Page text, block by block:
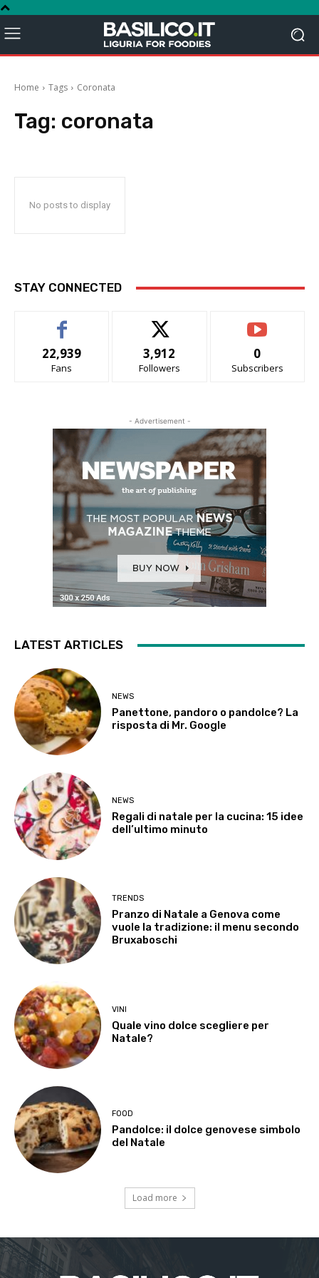
Home Tags Coronata
Tag: coronata
No posts to display
STAY CONNECTED
22,939
Fans
3,912
Followers
0
Subscribers
- Advertisement -
LATEST ARTICLES
NEWS
Panettone, pandoro o pandolce? La
risposta di Mr. Google
NEWS
Regali di natale per la cucina: 15 idee
dell’ultimo minuto
TRENDS
Pranzo di Natale a Genova come
vuole la tradizione: il menu secondo
Bruxaboschi
VINI
Quale vino dolce scegliere per
Natale?
FOOD
Pandolce: il dolce genovese simbolo
del Natale
Load more